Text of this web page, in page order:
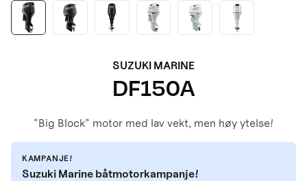
SUZUKI MARINE
DF150A
"Big Block" motor med lav vekt, men høy ytelse!
KAMPANJE!
Suzuki Marine båtmotorkampanje!